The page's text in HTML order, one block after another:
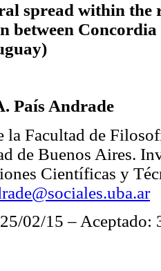
spread within the
between
País Andrade
la Facultad de
de Buenos Aires.
Científicas y
02/15 – Aceptado: